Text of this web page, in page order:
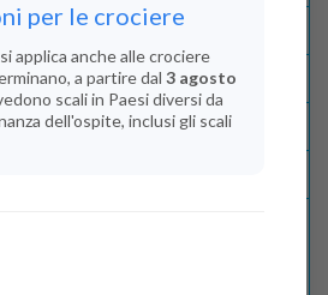
Disponibilità
Condizioni
Recensioni
dei passeggeri
per le crociere
applica anche alle crociere
a partire dal 3 agosto
scali in Paesi diversi da
dell'ospite, inclusi gli scali